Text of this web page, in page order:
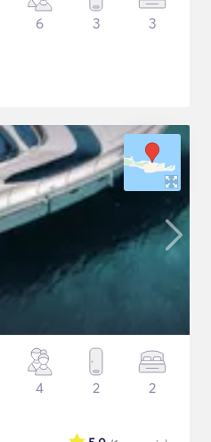
6 3 3
4 2 2